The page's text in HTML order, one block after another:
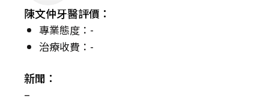
陳文仲牙醫評價：
專業態度：-
治療收費：-
新聞：
–